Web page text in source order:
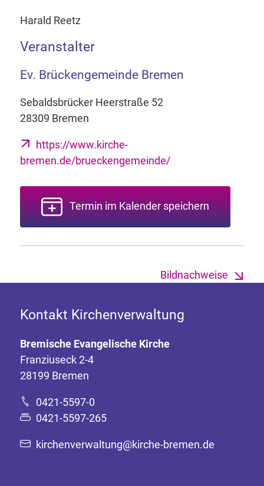
Harald Reetz
Veranstalter
Ev. Brückengemeinde Bremen
Sebaldsbrücker Heerstraße 52
28309 Bremen
https://www.kirche-
bremen.de/brueckengemeinde/
Termin im Kalender speichern
Bildnachweise
Kontakt Kirchenverwaltung
Bremische Evangelische Kirche
Franziuseck 2-4
28199 Bremen
0421-5597-0
0421-5597-265
kirchenverwaltung@kirche-bremen.de